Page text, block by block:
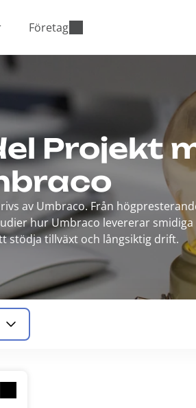
Företag
Projekt
av Umbraco. Från
hur Umbraco levererar
stödja tillväxt och långsiktig drift.